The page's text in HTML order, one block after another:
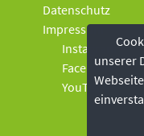
unserer
Datenschutz
Impressum
Instagram
Facebook
YouTube